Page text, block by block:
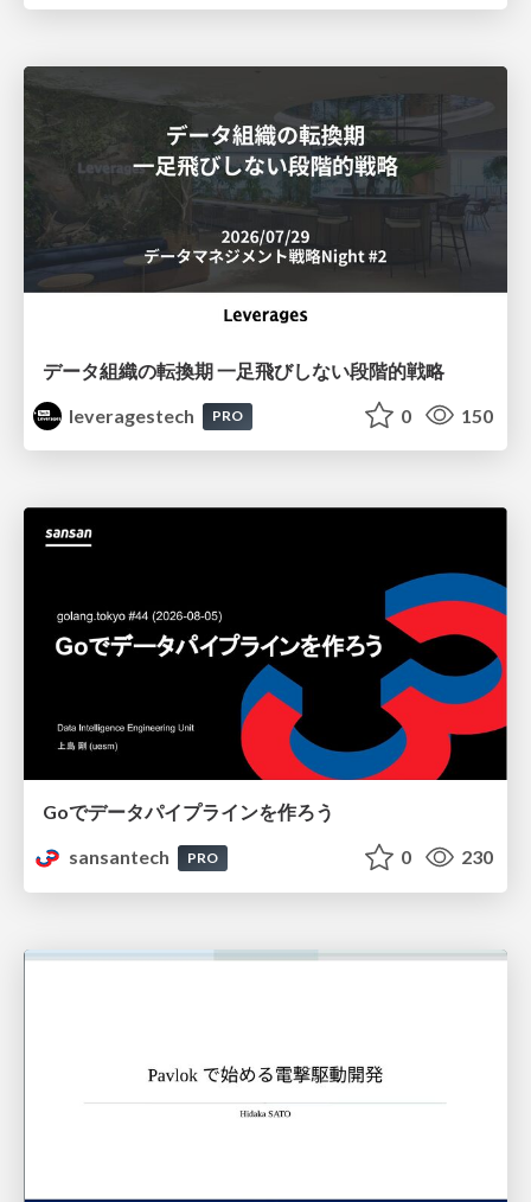
データ組織の転換期 一足飛びしない段階的戦略
leveragestech
PRO 0 150
Goでデータパイプラインを作ろう
sansantech
PRO 0 230